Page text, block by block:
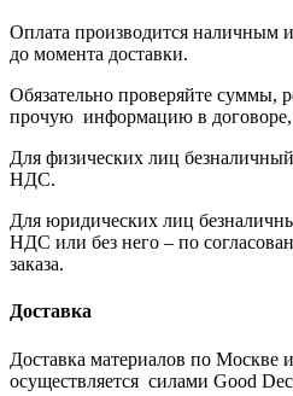
Оплата производится наличным
до момента доставки.
Обязательно проверяйте суммы,
прочую информацию в
Для физических лиц безналичный
НДС.
Для юридических лиц
НДС или без него – по
заказа.
Доставка
Доставка материалов по Москве
осуществляется силами Good